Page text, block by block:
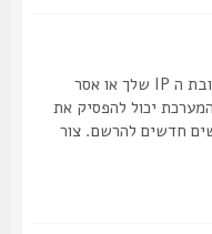
יכול להיות שמנהל המערכת חסם את כתובת ה IP שלך או אסר
יכול להפסיק את
להרשם. צור